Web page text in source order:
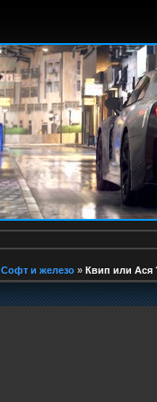
Софт и железо » Квип или Ася